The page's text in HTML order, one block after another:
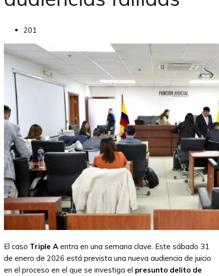
201
El caso Triple A entra en una semana clave. Este sábado 31
de enero de 2026 está prevista una nueva audiencia de juicio
en el proceso en el que se investiga el presunto delito de